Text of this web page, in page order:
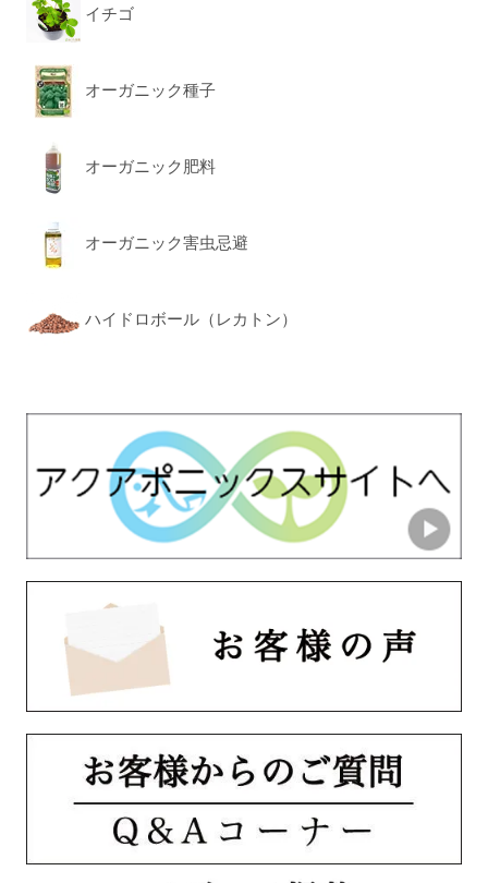
イチゴ
オーガニック種子
オーガニック肥料
オーガニック害虫忌避
ハイドロボール（レカトン）